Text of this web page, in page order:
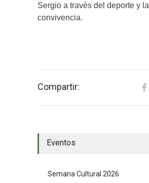
Sergio a través del deporte y la
convivencia.
Compartir:
Eventos
Semana Cultural 2026